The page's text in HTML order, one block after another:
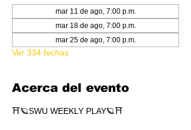
mar 11 de ago, 7:00 p.m.
mar 18 de ago, 7:00 p.m.
mar 25 de ago, 7:00 p.m.
Ver 334 fechas
Acerca del evento
⛩🪐SWU WEEKLY PLAY🪐⛩